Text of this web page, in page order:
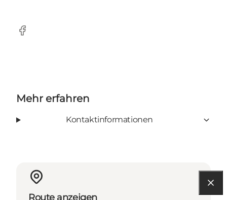
Facebook
Mehr erfahren
Kontaktinformationen
Route anzeigen